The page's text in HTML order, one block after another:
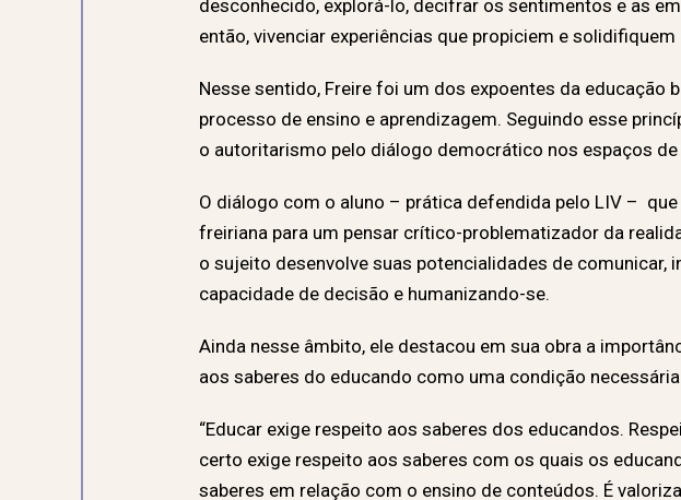
desconhecido, explorá-lo, decifrar os sentimentos e as
então, vivenciar experiências que propiciem e
Nesse sentido, Freire foi um dos expoentes da
processo de ensino e aprendizagem. Seguindo esse
o autoritarismo pelo diálogo democrático nos espaços de
O diálogo com o aluno – prática defendida pelo LIV –
freiriana para um pensar crítico-problematizador da
o sujeito desenvolve suas potencialidades de
capacidade de decisão e humanizando-se.
Ainda nesse âmbito, ele destacou em sua obra a
aos saberes do educando como uma condição
“Educar exige respeito aos saberes dos educandos.
certo exige respeito aos saberes com os quais os
saberes em relação com o ensino de conteúdos. É